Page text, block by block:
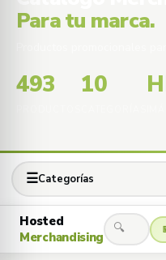
Para tu marca.
493 10
☰Categorías
Hosted
Merchandising
🔍